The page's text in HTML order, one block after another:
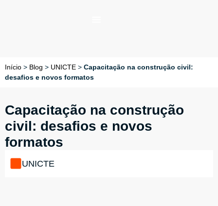
Início > Blog > UNICTE > Capacitação na construção civil:
desafios e novos formatos
Capacitação na construção
civil: desafios e novos
formatos
UNICTE